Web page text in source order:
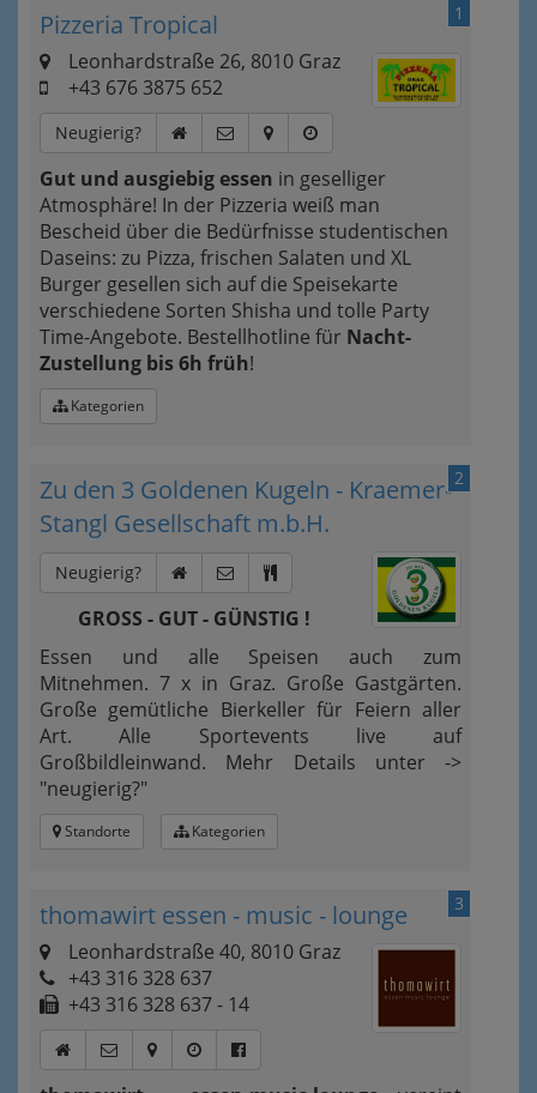
1
Pizzeria Tropical
Leonhardstraße 26, 8010 Graz
+43 676 3875 652
Neugierig?
Gut und ausgiebig essen in geselliger
Atmosphäre! In der Pizzeria weiß man
Bescheid über die Bedürfnisse studentischen
Daseins: zu Pizza, frischen Salaten und XL
Burger gesellen sich auf die Speisekarte
verschiedene Sorten Shisha und tolle Party
Time-Angebote. Bestellhotline für Nacht-
Zustellung bis 6h früh!
Kategorien
2
Zu den 3 Goldenen Kugeln - Kraemer-
Stangl Gesellschaft m.b.H.
Neugierig?
GROSS - GUT - GÜNSTIG !
Essen und alle Speisen auch zum
Mitnehmen. 7 x in Graz. Große Gastgärten.
Große gemütliche Bierkeller für Feiern aller
Art. Alle Sportevents live auf
Großbildleinwand. Mehr Details unter ->
"neugierig?"
Standorte Kategorien
3
thomawirt essen - music - lounge
Leonhardstraße 40, 8010 Graz
+43 316 328 637
+43 316 328 637 - 14